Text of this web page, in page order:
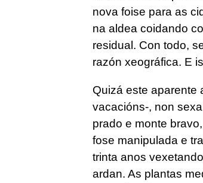
nova foise para as
na aldea coidando
residual. Con todo,
razón xeográfica. E
Quizá este aparente
vacacións-, non
prado e monte
fose manipulada e
trinta anos
ardan. As plantas